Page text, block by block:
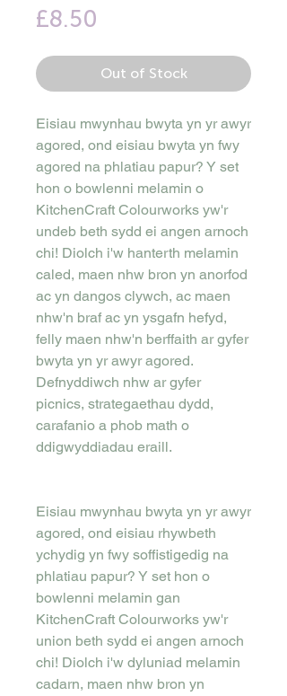
£8.50
Out of Stock
Eisiau mwynhau bwyta yn yr awyr
agored, ond eisiau bwyta yn fwy
agored na phlatiau papur? Y set
hon o bowlenni melamin o
KitchenCraft Colourworks yw'r
undeb beth sydd ei angen arnoch
chi! Diolch i'w hanterth melamin
caled, maen nhw bron yn anorfod
ac yn dangos clywch, ac maen
nhw'n braf ac yn ysgafn hefyd,
felly maen nhw'n berffaith ar gyfer
bwyta yn yr awyr agored.
Defnyddiwch nhw ar gyfer
picnics, strategaethau dydd,
carafanio a phob math o
ddigwyddiadau eraill.
Eisiau mwynhau bwyta yn yr awyr
agored, ond eisiau rhywbeth
ychydig yn fwy soffistigedig na
phlatiau papur? Y set hon o
bowlenni melamin gan
KitchenCraft Colourworks yw'r
union beth sydd ei angen arnoch
chi! Diolch i'w dyluniad melamin
cadarn, maen nhw bron yn